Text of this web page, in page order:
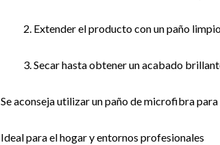
Extender el producto con un paño
Secar hasta obtener un acabado
Se aconseja utilizar un paño de microfibra
Ideal para el hogar y entornos profesionales